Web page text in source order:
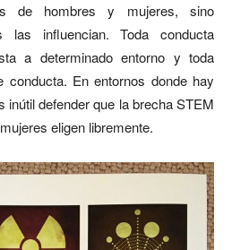
de hombres y mujeres, sino
las influencian. Toda conducta
a determinado entorno y toda
En entornos donde hay
defender que la brecha STEM
eligen libremente.